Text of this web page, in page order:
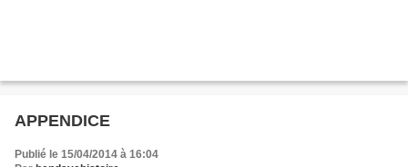
APPENDICE
Publié le 15/04/2014 à 16:04